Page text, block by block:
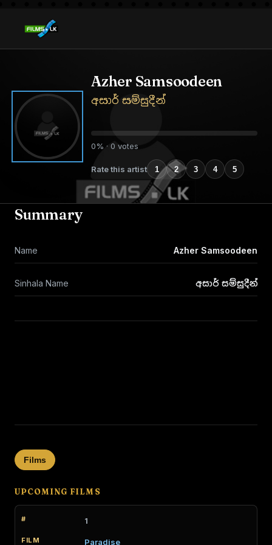
Azher Samsoodeen
අසාර් සම්සුදීන්
0% · 0 votes
Rate this artist 1 2 3 4 5
Summary
Name Azher Samsoodeen
Sinhala Name අසාර් සම්සුදීන්
Films
UPCOMING FILMS
1
Paradise